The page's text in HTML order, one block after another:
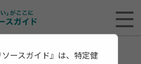
ソースガイド』は、特定健